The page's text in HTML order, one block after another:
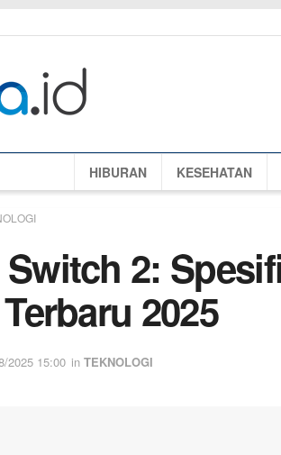
HIBURAN KESEHATAN
2:
2025
2025 15:00 in TEKNOLOGI